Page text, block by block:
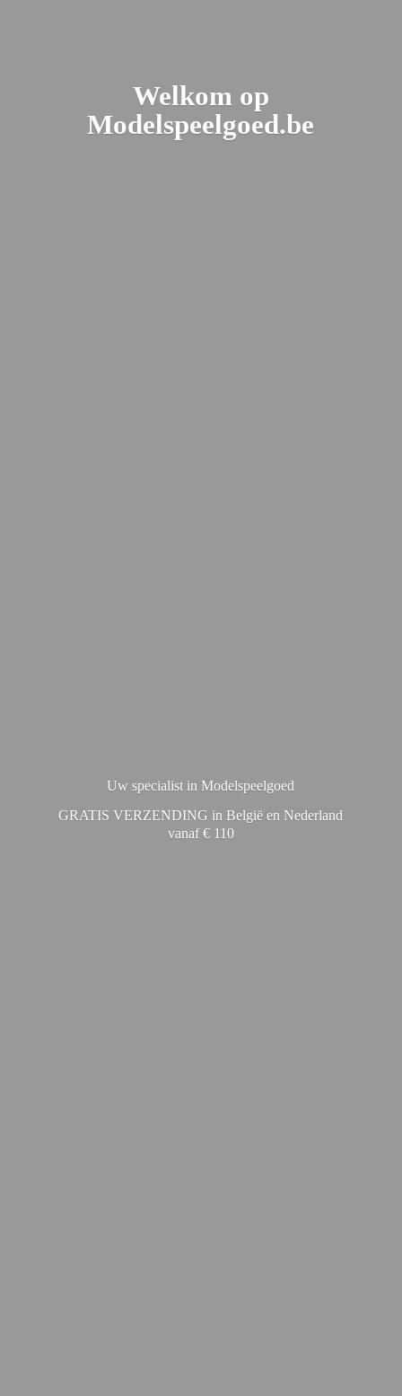
Welkom op
Modelspeelgoed.be
Uw specialist in Modelspeelgoed
GRATIS VERZENDING in België en Nederland
vanaf € 110